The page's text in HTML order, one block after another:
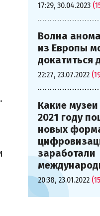
17:29, 30.04.2023
Волна
из Европы
докатиться
22:27, 23.07.2022
Какие
2021 году
новых
заработали
20:38, 23.01.2022